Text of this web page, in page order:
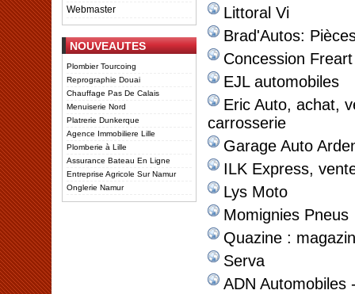
Webmaster
NOUVEAUTES
Plombier Tourcoing
Reprographie Douai
Chauffage Pas De Calais
Menuiserie Nord
Platrerie Dunkerque
Agence Immobiliere Lille
Plomberie à Lille
Assurance Bateau En Ligne
Entreprise Agricole Sur Namur
Onglerie Namur
Littoral Vi
Brad'Autos:
Concession
EJL automobiles
Eric Auto, achat,
carrosserie
Garage Auto
ILK Express,
Lys Moto
Momignies Pneus
Quazine :
Serva
ADN Automobiles